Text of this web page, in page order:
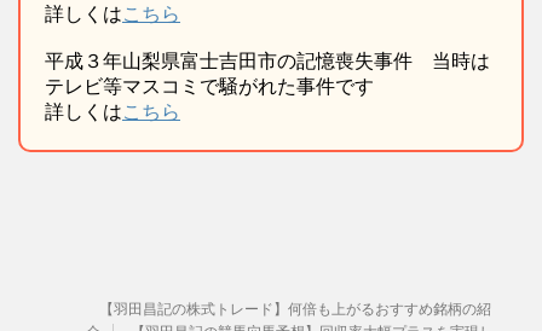
詳しくはこちら
平成３年山梨県富士吉田市の記憶喪失事件 当時は
テレビ等マスコミで騒がれた事件です
詳しくはこちら
【羽田昌記の株式トレード】何倍も上がるおすすめ銘柄の紹